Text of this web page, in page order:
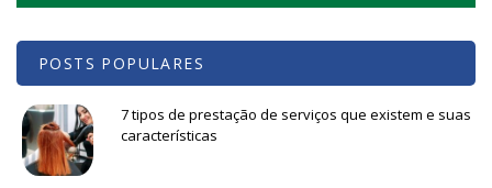
POSTS POPULARES
7 tipos de prestação de serviços que existem e suas
características